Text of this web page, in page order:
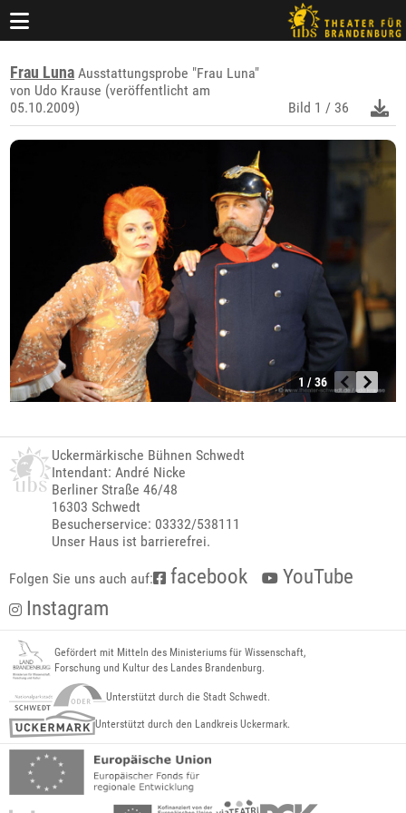
Frau Luna Ausstattungsprobe "Frau Luna"
von Udo Krause (veröffentlicht am
05.10.2009)
Bild 1 / 36
1 / 36
Uckermärkische Bühnen Schwedt
Intendant: André Nicke
Berliner Straße 46/48
16303 Schwedt
Besucherservice: 03332/538111
Unser Haus ist barrierefrei.
Folgen Sie uns auch auf: facebook
YouTube
Instagram
Gefördert mit Mitteln des Ministeriums für Wissenschaft,
Forschung und Kultur des Landes Brandenburg.
Unterstützt durch die Stadt Schwedt.
Unterstützt durch den Landkreis Uckermark.